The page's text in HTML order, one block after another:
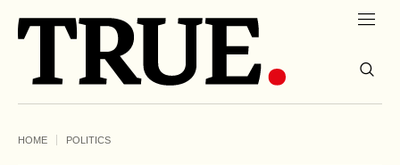
HOME POLITICS